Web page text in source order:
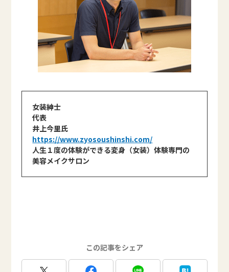
女装紳士
代表
井上今里氏
https://www.zyosoushinshi.com/
人生１度の体験ができる変身（女装）体験専門の
美容メイクサロン
この記事をシェア